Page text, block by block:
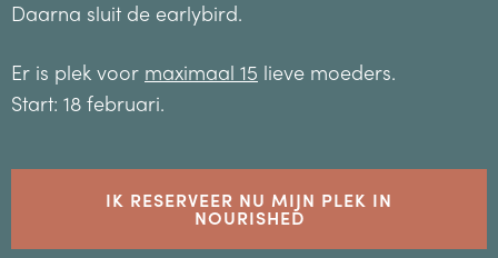
Daarna sluit de earlybird.
Er is plek voor maximaal 15 lieve moeders.
Start: 18 februari.
IK RESERVEER NU MIJN PLEK IN
NOURISHED